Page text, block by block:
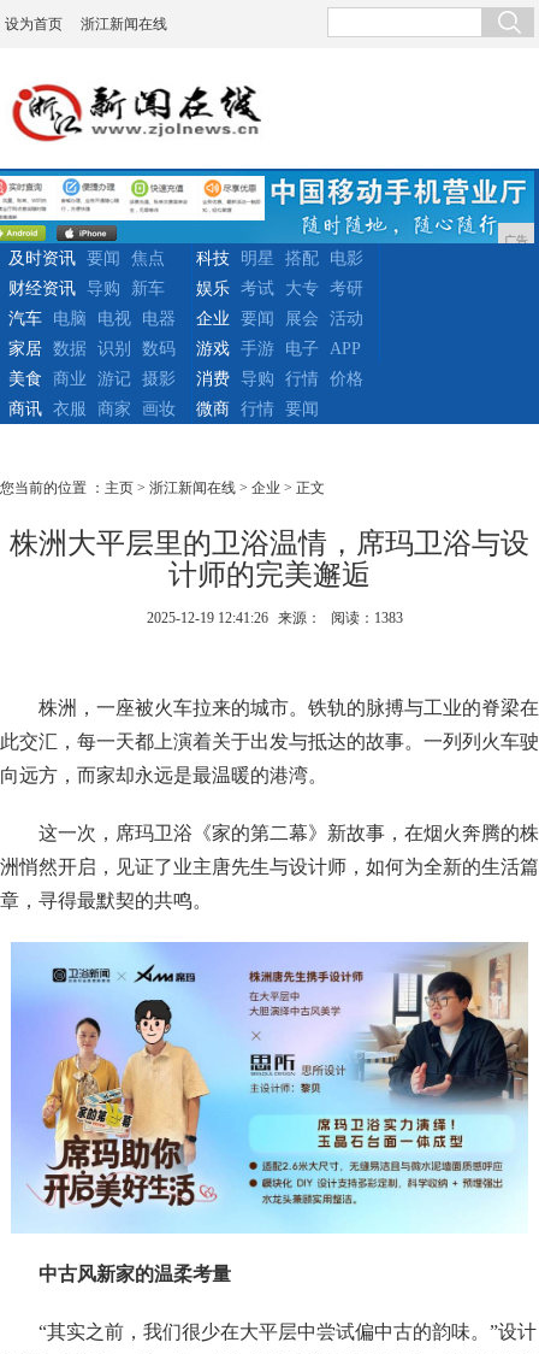
设为首页 浙江新闻在线
广告
及时资讯 要闻
焦点
财经资讯
导购 新车
科技 明星 搭配
电影
娱乐
考试 大专
考研
汽车
电脑 电视
电器
家居
数据 识别 数码
企业 要闻 展会
活动
游戏
手游 电子
APP
美食
商业 游记
摄影
商讯
衣服 商家 画妆
消费 导购 行情
价格
微商
行情 要闻
您当前的位置 ： 主页 > 浙江新闻在线 > 企业 > 正文
株洲大平层里的卫浴温情，席玛卫浴与设
计师的完美邂逅
2025-12-19 12:41:26 来源： 阅读：1383
株洲，一座被火车拉来的城市。铁轨的脉搏与工业的脊梁在
此交汇，每一天都上演着关于出发与抵达的故事。一列列火车驶
向远方，而家却永远是最温暖的港湾。
这一次，席玛卫浴《家的第二幕》新故事，在烟火奔腾的株
洲悄然开启，见证了业主唐先生与设计师，如何为全新的生活篇
章，寻得最默契的共鸣。
中古风新家的温柔考量
“其实之前，我们很少在大平层中尝试偏中古的韵味。”设计